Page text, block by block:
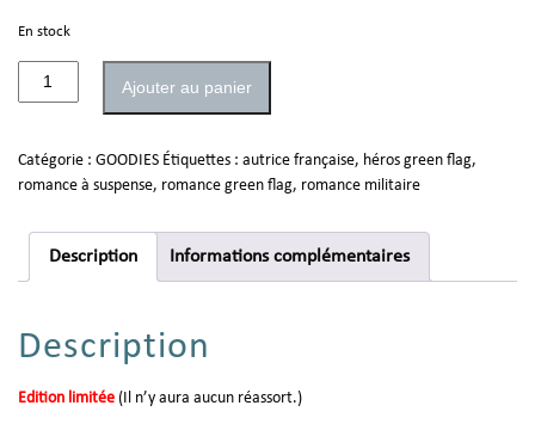
En stock
Ajouter au panier
Catégorie : GOODIES Étiquettes : autrice française, héros green flag,
romance à suspense, romance green flag, romance militaire
Description Informations complémentaires
Description
Edition limitée (Il n’y aura aucun réassort.)